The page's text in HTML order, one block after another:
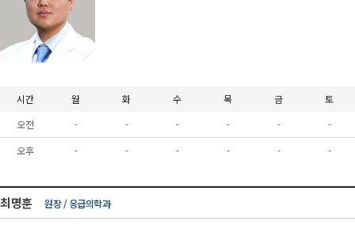
시간 월 화 수 목 금
토
오전
- - - - -
-
오후
- - - - - -
최명훈 원장 / 응급의학과